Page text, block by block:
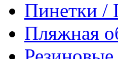
Пинетки /
Пляжная